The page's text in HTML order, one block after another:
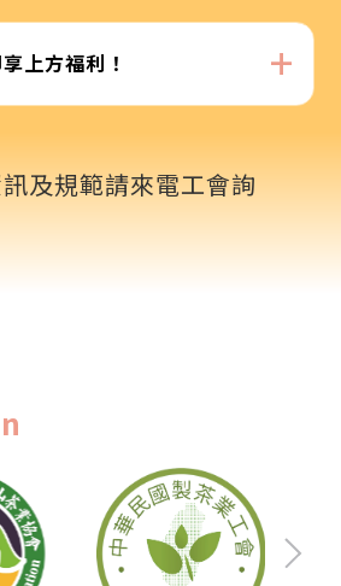
上方福利！
及規範請來電工會詢